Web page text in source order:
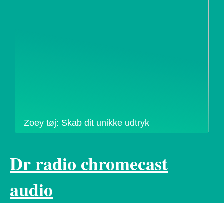
Zoey tøj: Skab dit unikke udtryk
Dr radio chromecast
audio